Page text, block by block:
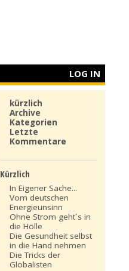
LOG IN
kürzlich
Archive
Kategorien
Letzte
Kommentare
Kürzlich
In Eigener Sache...
Vom deutschen
Energieunsinn
Ohne Strom geht´s in
die Hölle
Die Gesundheit selbst
in die Hand nehmen
Die Tricks der
Globalisten